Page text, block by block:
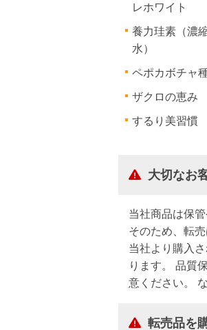
レホワイト
養力珪素（濃
水）
ペポカボチャ
ザクロの恵み
するり美習慣
大切なお
当社商品は保
そのため、転
当社より購入
ります。 品質
意ください。
転売品を